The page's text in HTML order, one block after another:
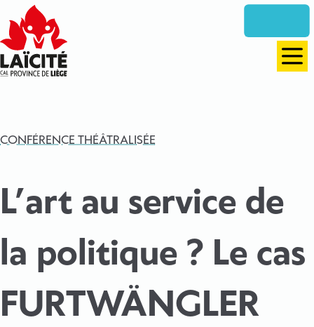
directement
vers
le
contenu
CONFÉRENCE THÉÂTRALISÉE
L’art au service de
la politique ? Le cas
FURTWÄNGLER